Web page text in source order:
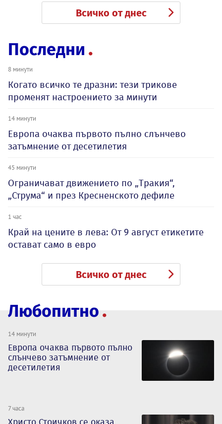
Всичко от днес
Последни
8 минути
Когато всичко те дразни: тези трикове
променят настроението за минути
14 минути
Европа очаква първото пълно слънчево
затъмнение от десетилетия
45 минути
Ограничават движението по „Тракия“,
„Струма“ и през Кресненското дефиле
1 час
Край на цените в лева: От 9 август етикетите
остават само в евро
Всичко от днес
Любопитно
14 минути
Европа очаква първото пълно
слънчево затъмнение от
десетилетия
7 часа